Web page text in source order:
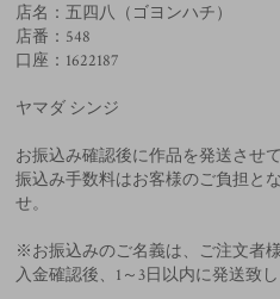
店名：五四八（ゴヨンハチ）
店番：548
口座：1622187
ヤマダ シンジ
お振込み確認後に作品を発送させ
振込み手数料はお客様のご負担と
せ。
※お振込みのご名義は、ご注文者
入金確認後、1～3日以内に発送致し